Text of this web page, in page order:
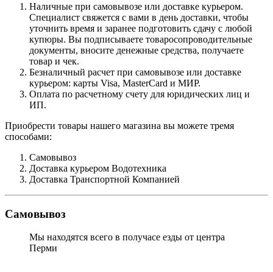
Наличные при самовывозе или доставке курьером.
Специалист свяжется с вами в день доставки, чтобы
уточнить время и заранее подготовить сдачу с любой
купюры. Вы подписываете товаросопроводительные
документы, вносите денежные средства, получаете
товар и чек.
Безналичный расчет при самовывозе или доставке
курьером: карты Visa, MasterCard и МИР.
Оплата по расчетному счету для юридических лиц и
ИП.
Приобрести товары нашего магазина вы можете тремя
способами:
Самовывоз
Доставка курьером Водотехника
Доставка Транспортной Компанией
Самовывоз
Мы находятся всего в получасе езды от центра
Перми